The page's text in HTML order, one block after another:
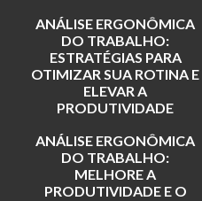
ANÁLISE ERGONÔMICA
DO TRABALHO:
ESTRATÉGIAS PARA
OTIMIZAR SUA ROTINA E
ELEVAR A
PRODUTIVIDADE
ANÁLISE ERGONÔMICA
DO TRABALHO:
MELHORE A
PRODUTIVIDADE E O